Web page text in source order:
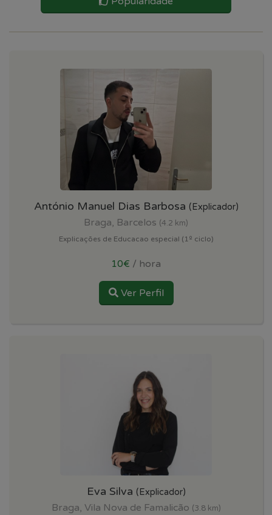
António Manuel Dias Barbosa (Explicador)
Braga, Barcelos (4.2 km)
Explicações de Educacao especial (1º ciclo)
10€ / hora
Ver Perfil
Eva Silva (Explicador)
Braga, Vila Nova de Famalicão (3.8 km)